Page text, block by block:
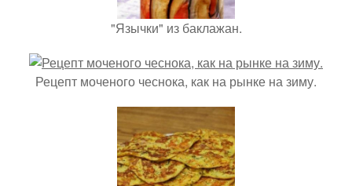
"Язычки" из баклажан.
Рецепт моченого чеснока, как на рынке на зиму.